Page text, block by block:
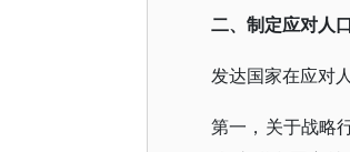
二、制定应对人
发达国家在应对
第一，关于战略